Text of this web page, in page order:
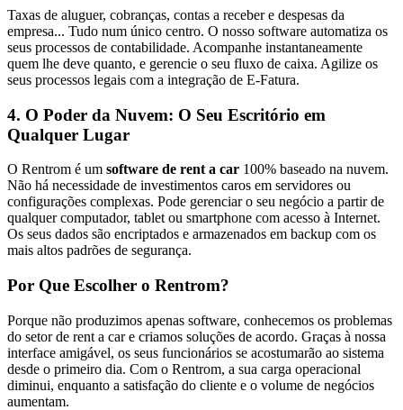
Taxas de aluguer, cobranças, contas a receber e despesas da
empresa... Tudo num único centro. O nosso software automatiza os
seus processos de contabilidade. Acompanhe instantaneamente
quem lhe deve quanto, e gerencie o seu fluxo de caixa. Agilize os
seus processos legais com a integração de E-Fatura.
4. O Poder da Nuvem: O Seu Escritório em
Qualquer Lugar
O Rentrom é um software de rent a car 100% baseado na nuvem.
Não há necessidade de investimentos caros em servidores ou
configurações complexas. Pode gerenciar o seu negócio a partir de
qualquer computador, tablet ou smartphone com acesso à Internet.
Os seus dados são encriptados e armazenados em backup com os
mais altos padrões de segurança.
Por Que Escolher o Rentrom?
Porque não produzimos apenas software, conhecemos os problemas
do setor de rent a car e criamos soluções de acordo. Graças à nossa
interface amigável, os seus funcionários se acostumarão ao sistema
desde o primeiro dia. Com o Rentrom, a sua carga operacional
diminui, enquanto a satisfação do cliente e o volume de negócios
aumentam.